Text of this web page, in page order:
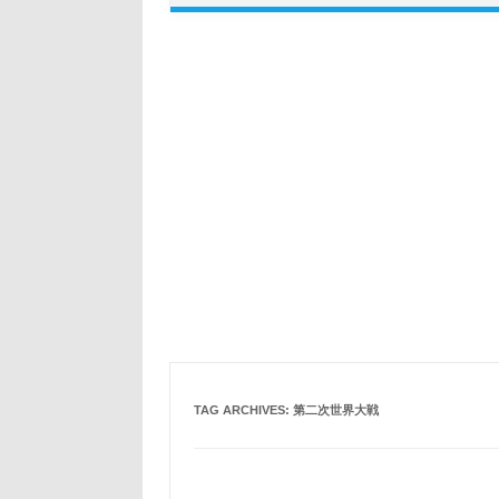
TAG ARCHIVES: 第二次世界大戦